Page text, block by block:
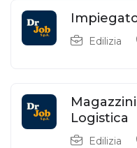
Edilizia
Logistica
Edilizia